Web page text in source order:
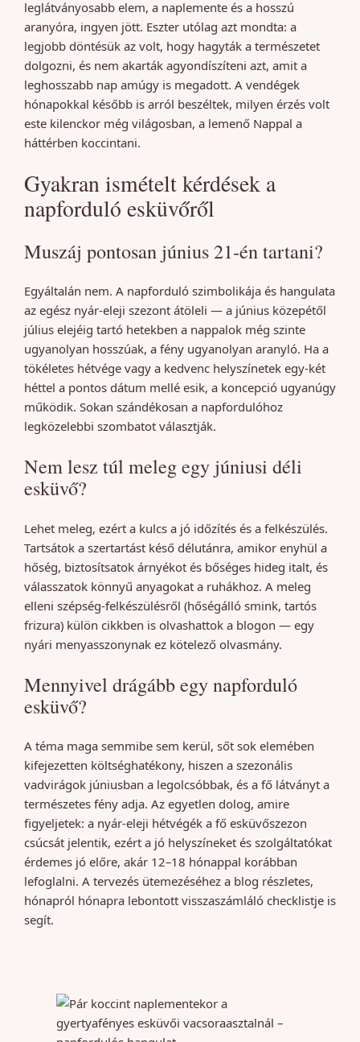
leglátványosabb elem, a naplemente és a hosszú
aranyóra, ingyen jött. Eszter utólag azt mondta: a
legjobb döntésük az volt, hogy hagyták a természetet
dolgozni, és nem akarták agyondíszíteni azt, amit a
leghosszabb nap amúgy is megadott. A vendégek
hónapokkal később is arról beszéltek, milyen érzés volt
este kilenckor még világosban, a lemenő Nappal a
háttérben koccintani.
Gyakran ismételt kérdések a
napforduló esküvőről
Muszáj pontosan június 21-én tartani?
Egyáltalán nem. A napforduló szimbolikája és hangulata
az egész nyár-eleji szezont átöleli — a június közepétől
július elejéig tartó hetekben a nappalok még szinte
ugyanolyan hosszúak, a fény ugyanolyan aranyló. Ha a
tökéletes hétvége vagy a kedvenc helyszínetek egy-két
héttel a pontos dátum mellé esik, a koncepció ugyanúgy
működik. Sokan szándékosan a napfordulóhoz
legközelebbi szombatot választják.
Nem lesz túl meleg egy júniusi déli
esküvő?
Lehet meleg, ezért a kulcs a jó időzítés és a felkészülés.
Tartsátok a szertartást késő délutánra, amikor enyhül a
hőség, biztosítsatok árnyékot és bőséges hideg italt, és
válasszatok könnyű anyagokat a ruhákhoz. A meleg
elleni szépség-felkészülésről (hőségálló smink, tartós
frizura) külön cikkben is olvashattok a blogon — egy
nyári menyasszonynak ez kötelező olvasmány.
Mennyivel drágább egy napforduló
esküvő?
A téma maga semmibe sem kerül, sőt sok elemében
kifejezetten költséghatékony, hiszen a szezonális
vadvirágok júniusban a legolcsóbbak, és a fő látványt a
természetes fény adja. Az egyetlen dolog, amire
figyeljetek: a nyár-eleji hétvégék a fő esküvőszezon
csúcsát jelentik, ezért a jó helyszíneket és szolgáltatókat
érdemes jó előre, akár 12–18 hónappal korábban
lefoglalni. A tervezés ütemezéséhez a blog részletes,
hónapról hónapra lebontott visszaszámláló checklistje is
segít.